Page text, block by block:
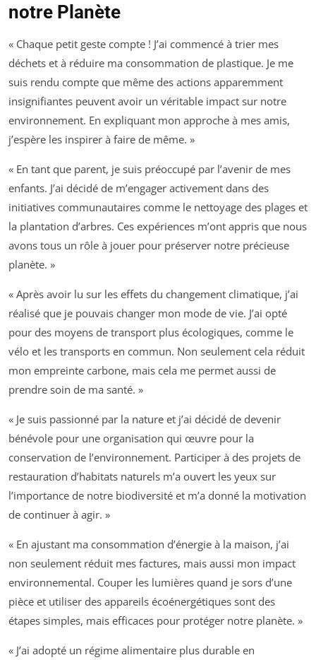
notre Planète
« Chaque petit geste compte ! J’ai commencé à trier mes
déchets et à réduire ma consommation de plastique. Je me
suis rendu compte que même des actions apparemment
insignifiantes peuvent avoir un véritable impact sur notre
environnement. En expliquant mon approche à mes amis,
j’espère les inspirer à faire de même. »
« En tant que parent, je suis préoccupé par l’avenir de mes
enfants. J’ai décidé de m’engager activement dans des
initiatives communautaires comme le nettoyage des plages et
la plantation d’arbres. Ces expériences m’ont appris que nous
avons tous un rôle à jouer pour préserver notre précieuse
planète. »
« Après avoir lu sur les effets du changement climatique, j’ai
réalisé que je pouvais changer mon mode de vie. J’ai opté
pour des moyens de transport plus écologiques, comme le
vélo et les transports en commun. Non seulement cela réduit
mon empreinte carbone, mais cela me permet aussi de
prendre soin de ma santé. »
« Je suis passionné par la nature et j’ai décidé de devenir
bénévole pour une organisation qui œuvre pour la
conservation de l’environnement. Participer à des projets de
restauration d’habitats naturels m’a ouvert les yeux sur
l’importance de notre biodiversité et m’a donné la motivation
de continuer à agir. »
« En ajustant ma consommation d’énergie à la maison, j’ai
non seulement réduit mes factures, mais aussi mon impact
environnemental. Couper les lumières quand je sors d’une
pièce et utiliser des appareils écoénergétiques sont des
étapes simples, mais efficaces pour protéger notre planète. »
« J’ai adopté un régime alimentaire plus durable en